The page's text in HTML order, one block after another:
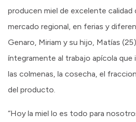
producen miel de excelente calidad
mercado regional, en ferias y
Genaro, Miriam y su hijo, Matías
íntegramente al trabajo apícola que
las colmenas, la cosecha, el
del producto.
“Hoy la miel lo es todo para